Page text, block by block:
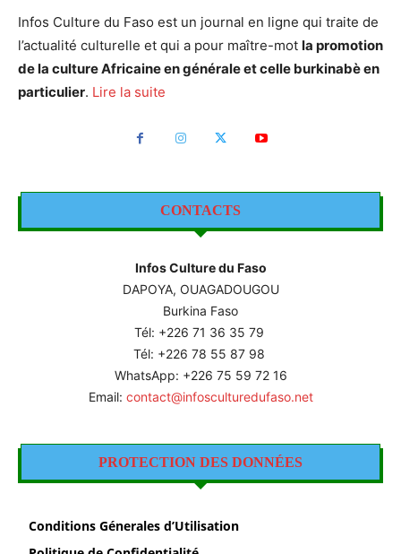
Infos Culture du Faso est un journal en ligne qui traite de
l’actualité culturelle et qui a pour maître-mot la promotion
de la culture Africaine en générale et celle burkinabè en
particulier. Lire la suite
CONTACTS
Infos Culture du Faso
DAPOYA, OUAGADOUGOU
Burkina Faso
Tél: +226 71 36 35 79
Tél: +226 78 55 87 98
WhatsApp: +226 75 59 72 16
Email: contact@infosculturedufaso.net
PROTECTION DES DONNÉES
Conditions Génerales d’Utilisation